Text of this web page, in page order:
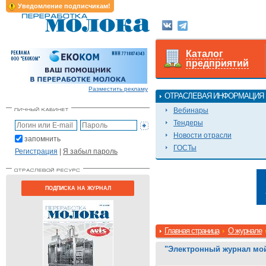
Уведомление подписчикам!
Разместить рекламу
запомнить
Регистрация | Я забыл пароль
ПОДПИСКА НА ЖУРНАЛ
Каталог
предприятий
ОТРАСЛЕВАЯ ИНФОРМАЦИЯ
Вебинары
Тендеры
Новости отрасли
ГОСТы
Главная страница О журнале
"Электронный журнал